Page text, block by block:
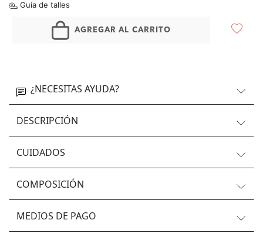
Guía de talles
AGREGAR AL CARRITO
¿NECESITAS AYUDA?
DESCRIPCIÓN
CUIDADOS
COMPOSICIÓN
MEDIOS DE PAGO